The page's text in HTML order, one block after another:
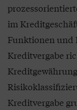
im
Funktionen und
Kreditvergabe
Kreditvergabe